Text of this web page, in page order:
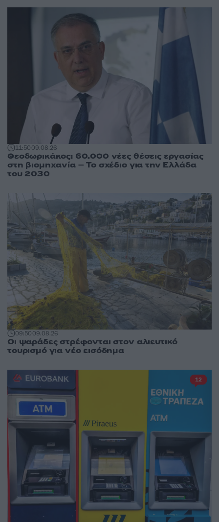
11:5009.08.26
Θεοδωρικάκος: 60.000 νέες θέσεις εργασίας
στη βιομηχανία – Το σχέδιο για την Ελλάδα
του 2030
09:5009.08.26
Οι ψαράδες στρέφονται στον αλιευτικό
τουρισμό για νέο εισόδημα
12